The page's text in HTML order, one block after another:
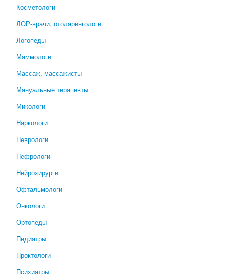
Косметологи
ЛОР-врачи, отоларингологи
Логопеды
Маммологи
Массаж, массажисты
Мануальные терапевты
Микологи
Наркологи
Неврологи
Нефрологи
Нейрохирурги
Офтальмологи
Онкологи
Ортопеды
Педиатры
Проктологи
Психиатры